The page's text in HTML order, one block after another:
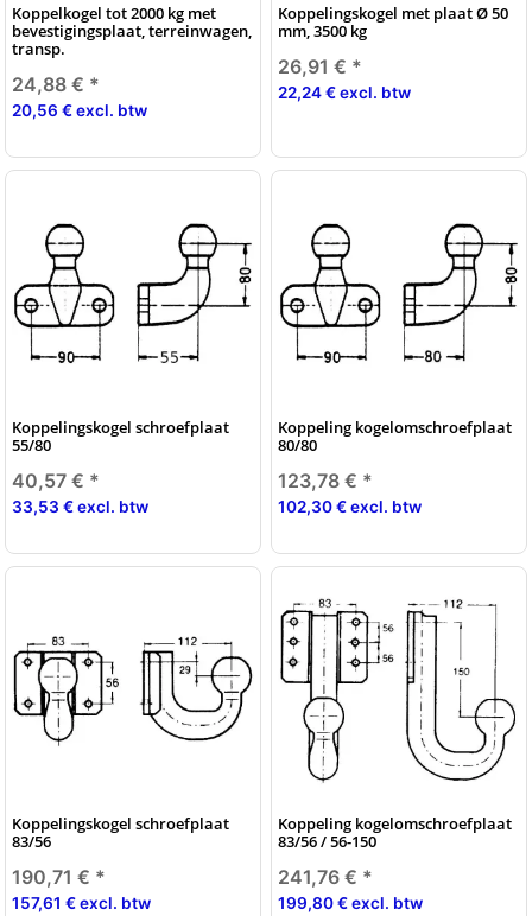
Koppelkogel tot 2000 kg met
bevestigingsplaat, terreinwagen,
transp.
24,88 € *
20,56 € excl. btw
Koppelingskogel met plaat Ø 50
mm, 3500 kg
26,91 € *
22,24 € excl. btw
Koppelingskogel schroefplaat
55/80
40,57 € *
33,53 € excl. btw
Koppeling kogelomschroefplaat
80/80
123,78 € *
102,30 € excl. btw
Koppelingskogel schroefplaat
83/56
190,71 € *
157,61 € excl. btw
Koppeling kogelomschroefplaat
83/56 / 56-150
241,76 € *
199,80 € excl. btw